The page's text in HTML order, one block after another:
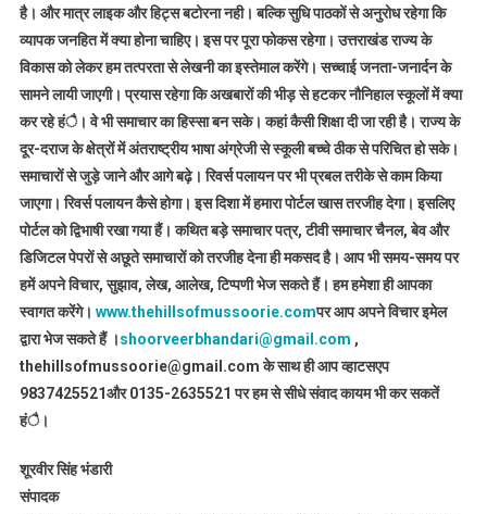
है। और मात्र लाइक और हिट्स बटोरना नही। बल्कि सुधि पाठकों से अनुरोध रहेगा कि
व्यापक जनहित में क्या होना चाहिए। इस पर पूरा फोकस रहेगा। उत्तराखंड राज्य के
विकास को लेकर हम तत्परता से लेखनी का इस्तेमाल करेंगे। सच्चाई जनता-जनार्दन के
सामने लायी जाएगी। प्रयास रहेगा कि अखबारों की भीड़ से हटकर नौनिहाल स्कूलों में क्या
कर रहे हंै। वे भी समाचार का हिस्सा बन सके। कहां कैसी शिक्षा दी जा रही है। राज्य के
दूर-दराज के क्षेत्रों में अंतराष्ट्रीय भाषा अंग्रेजी से स्कूली बच्चे ठीक से परिचित हो सके।
समाचारों से जुड़े जाने और आगे बढ़े। रिवर्स पलायन पर भी प्रबल तरीके से काम किया
जाएगा। रिवर्स पलायन कैसे होगा। इस दिशा में हमारा पोर्टल खास तरजीह देगा। इसलिए
पोर्टल को द्विभाषी रखा गया हैं। कथित बड़े समाचार पत्र, टीवी समाचार चैनल, बेव और
डिजिटल पेपरों से अछूते समाचारों को तरजीह देना ही मकसद है। आप भी समय-समय पर
हमें अपने विचार, सुझाव, लेख, आलेख, टिप्पणी भेज सकते हैं। हम हमेशा ही आपका
स्वागत करेंगे। www.thehillsofmussoorie.comपर आप अपने विचार इमेल
द्वारा भेज सकते हैं ।shoorveerbhandari@gmail.com ,
thehillsofmussoorie@gmail.com के साथ ही आप व्हाटसएप
9837425521और 0135-2635521 पर हम से सीधे संवाद कायम भी कर सकतें
हंै।
शूरवीर सिंह भंडारी
संपादक